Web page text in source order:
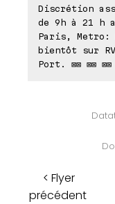
Discrétion
de 9h à 21 h
Paris, Metro:
bientôt sur
Port. ⊠⊠ ⊠⊠ ⊠⊠
< Flyer
précédent